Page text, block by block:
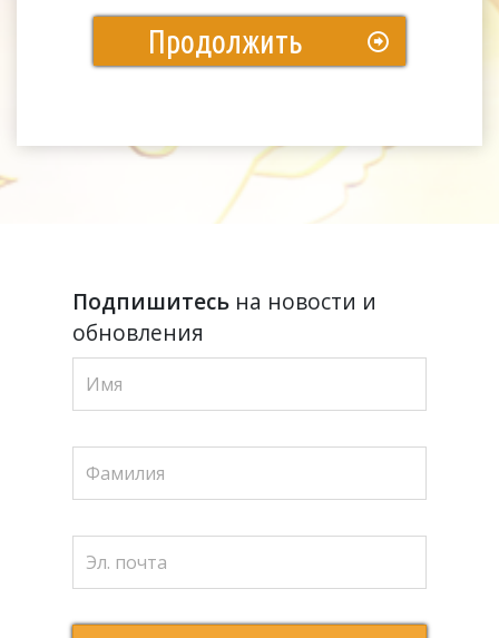
Продолжить
Подпишитесьна новости и
обновления